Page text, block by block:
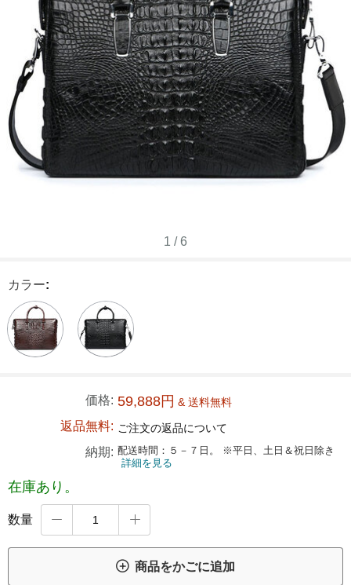
1 /6
カラー:
価格: 59,888円 & 送料無料
返品無料: ご注文の返品について
納期: 配送時間：５－７日。 ※平日、土日＆祝日除き
詳細を見る
在庫あり。
数量  
 商品をかごに追加